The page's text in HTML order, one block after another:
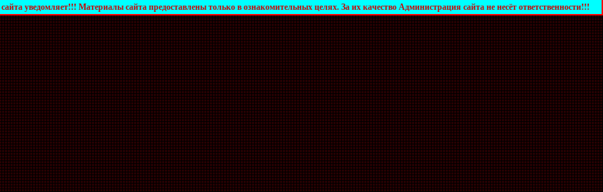
Материалы сайта предоставлены только в ознакомительных целях. За их качество Администрация сайта не несёт ответственности!!!